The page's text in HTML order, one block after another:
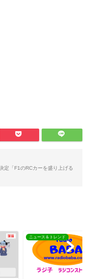
定「F1のRCカーを盛り上げる
ニュース＆トレンド